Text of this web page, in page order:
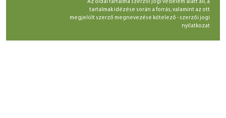
Az oldal tartalma szerzői jogi védelem alatt áll, a
tartalmak idézése során a forrás, valamint az ott
megjelölt szerző megnevezése kötelező - szerzői jogi
nyilatkozat